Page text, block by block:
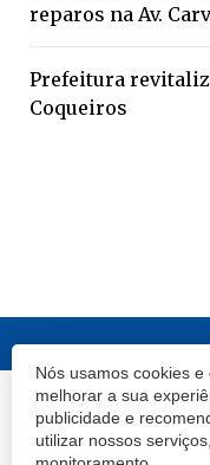
Nós usamos cookies
melhorar a sua
publicidade e
utilizar nossos
reparos na Av.
Prefeitura
Coqueiros
© 2020 Atibaia Hoje. Todos
Termos e